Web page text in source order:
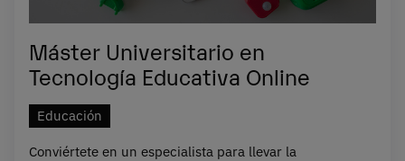
Máster Universitario en
Tecnología Educativa Online
Educación
Conviértete en un especialista para llevar la